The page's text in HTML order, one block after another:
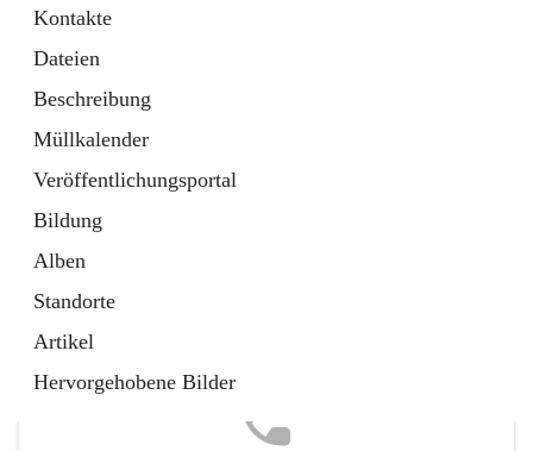
Kontakte
Dateien
Beschreibung
Müllkalender
Veröffentlichungsportal
Bildung
Alben
Standorte
Artikel
Hervorgehobene Bilder
1 Schnellzugriff